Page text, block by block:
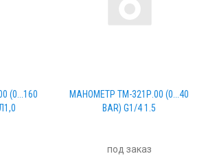
(0...160
МАНОМЕТР ТМ-321Р.00 (0...40
BAR) G1/4 1.5
под заказ